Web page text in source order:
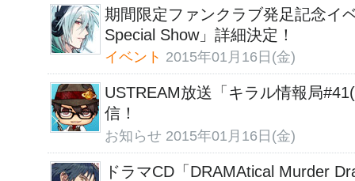
期間限定ファンクラブ発足記念イ
Special Show」詳細決定！
イベント 2015年01月16日(金)
USTREAM放送「キラル情報局
信！
お知らせ 2015年01月16日(金)
ドラマCD「DRAMAtical Murder